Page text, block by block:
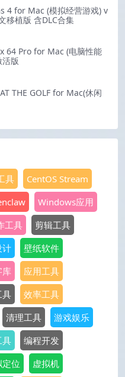
4 for Mac (模拟经营游戏) v
移植版 含DLC合集
64 Pro for Mac (电脑性能
版
THE GOLF for Mac(休闲
具
CentOS Stream
Windows应用
工具
剪辑工具
计
壁纸软件
库
应用工具
具
效率工具
清理工具
游戏娱乐
具
编程开发
定位
虚拟机